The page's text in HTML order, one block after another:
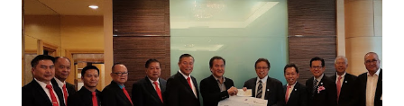
要求者由國僑辦根據考試成績發給相應等級的“華文教師證書” 。
該證書是華文教師從事華文教學工作的專業資格認證。 該項培訓
課程於11月24日至12月4日分別在古晉、 詩巫及美里三地進行密
集的課程培訓與考核， 參與培訓的學員共100人。 留華砂總今天